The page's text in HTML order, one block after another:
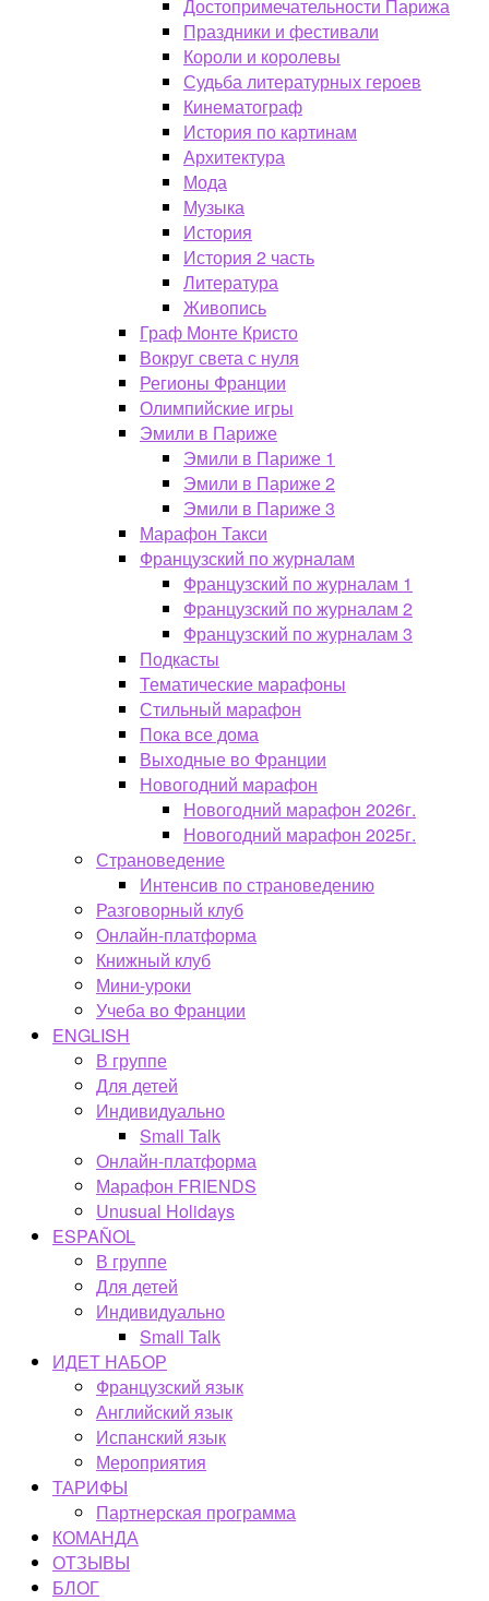
Достопримечательности Парижа
Праздники и фестивали
Короли и королевы
Судьба литературных героев
Кинематограф
История по картинам
Архитектура
Мода
Музыка
История
История 2 часть
Литература
Живопись
Граф Монте Кристо
Вокруг света с нуля
Регионы Франции
Олимпийские игры
Эмили в Париже
Эмили в Париже 1
Эмили в Париже 2
Эмили в Париже 3
Марафон Такси
Французский по журналам
Французский по журналам 1
Французский по журналам 2
Французский по журналам 3
Подкасты
Тематические марафоны
Стильный марафон
Пока все дома
Выходные во Франции
Новогодний марафон
Новогодний марафон 2026г.
Новогодний марафон 2025г.
Страноведение
Интенсив по страноведению
Разговорный клуб
Онлайн-платформа
Книжный клуб
Мини-уроки
Учеба во Франции
ENGLISH
В группе
Для детей
Индивидуально
Small Talk
Онлайн-платформа
Марафон FRIENDS
Unusual Holidays
ESPAÑOL
В группе
Для детей
Индивидуально
Small Talk
ИДЕТ НАБОР
Французский язык
Английский язык
Испанский язык
Мероприятия
ТАРИФЫ
Партнерская программа
КОМАНДА
ОТЗЫВЫ
БЛОГ